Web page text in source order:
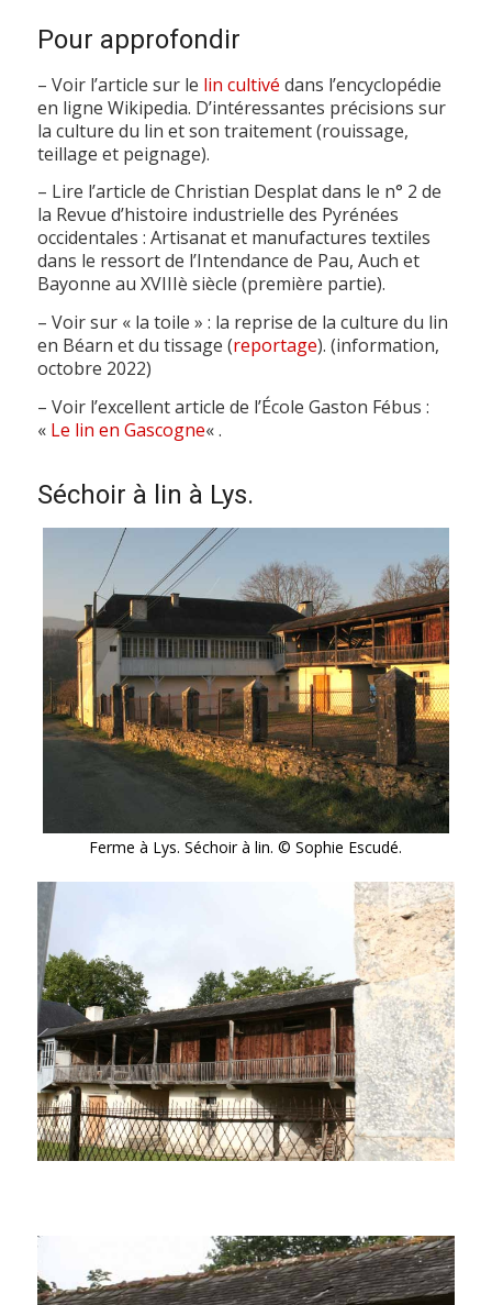
Pour approfondir
– Voir l’article sur le lin cultivé dans l’encyclopédie
en ligne Wikipedia. D’intéressantes précisions sur
la culture du lin et son traitement (rouissage,
teillage et peignage).
– Lire l’article de Christian Desplat dans le n° 2 de
la Revue d’histoire industrielle des Pyrénées
occidentales : Artisanat et manufactures textiles
dans le ressort de l’Intendance de Pau, Auch et
Bayonne au XVIIIè siècle (première partie).
– Voir sur « la toile » : la reprise de la culture du lin
en Béarn et du tissage (reportage). (information,
octobre 2022)
– Voir l’excellent article de l’École Gaston Fébus :
« Le lin en Gascogne« .
Séchoir à lin à Lys.
Ferme à Lys. Séchoir à lin. © Sophie Escudé.